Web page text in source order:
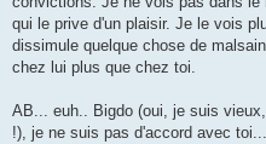
qui le prive d'un plaisir. Je le vois
dissimule quelque chose de
chez lui plus que chez toi.
AB... euh.. Bigdo (oui, je suis
!), je ne suis pas d'accord avec